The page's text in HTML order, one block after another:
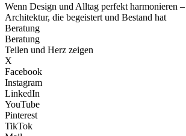
Wenn Design und Alltag perfekt harmonieren –
Architektur, die begeistert und Bestand hat
Beratung
Beratung
Teilen und Herz zeigen
X
Facebook
Instagram
LinkedIn
YouTube
Pinterest
TikTok